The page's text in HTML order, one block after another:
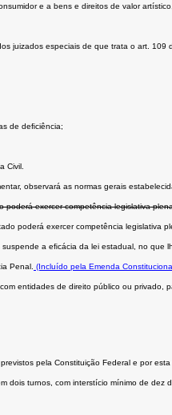
e a bens e direitos de valor
juizados especiais de que trata o art.
de deﬁciência;
Civil.
observará as normas gerais
poderá exercer competência legislativa
poderá exercer competência legislativa
a eﬁcácia da lei estadual, no que
Penal. (Incluído pela Emenda
entidades de direito público ou privado,
pela Constituição Federal e por esta
dois turnos, com interstício mínimo de